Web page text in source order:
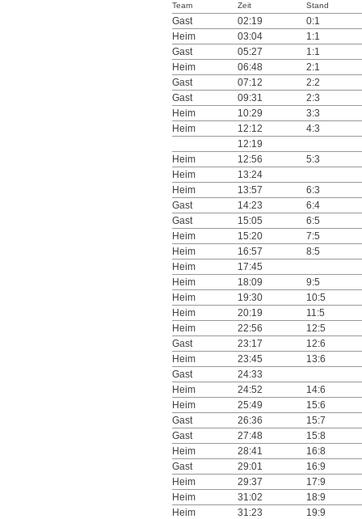
Team Zeit Stand
Gast 02:19
0:1
Heim
03:04
1:1
Gast
05:27
1:1
Heim
06:48
2:1
Gast
07:12
2:2
Gast
09:31
2:3
Heim
10:29
3:3
Heim
12:12
4:3
12:19
Heim
12:56
5:3
Heim
13:24
Heim
13:57
6:3
Gast
14:23
6:4
Gast
15:05
6:5
Heim
15:20
7:5
Heim
16:57
8:5
Heim
17:45
Heim
18:09
9:5
Heim
19:30
10:5
Heim
20:19
11:5
Heim
22:56
12:5
Gast
23:17
12:6
Heim
23:45
13:6
Gast
24:33
Heim
24:52
14:6
Heim
25:49
15:6
Gast
26:36
15:7
Gast
27:48
15:8
Heim
28:41
16:8
Gast
29:01
16:9
Heim
29:37
17:9
Heim
31:02
18:9
Heim
31:23
19:9